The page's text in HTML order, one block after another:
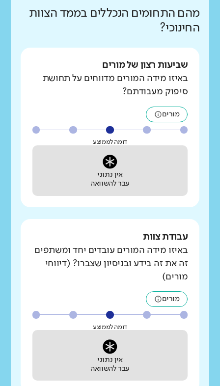
מהם התחומים הנכללים בממד הצוות
החינוכי?
שביעות רצון של מורים
באיזו מידה המורים מדווחים על תחושת
סיפוק מעבודתם?
מורים
דומה לממוצע
אין נתוני
עבר להשוואה
עבודת צוות
באיזו מידה המורים עובדים יחד ומשתפים
זה את זה בידע ובניסיון שצברו? (דיווחי
מורים)
מורים
דומה לממוצע
אין נתוני
עבר להשוואה